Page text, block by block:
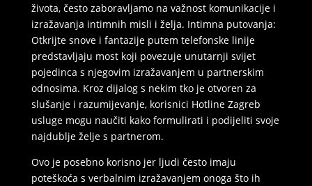
života, često zaboravljamo na važnost komunikacije i
izražavanja intimnih misli i želja. Intimna putovanja:
Otkrijte snove i fantazije putem telefonske linije
predstavljaju most koji povezuje unutarnji svijet
pojedinca s njegovim izražavanjem u partnerskim
odnosima. Kroz dijalog s nekim tko je otvoren za
slušanje i razumijevanje, korisnici Hotline Zagreb
usluge mogu naučiti kako formulirati i podijeliti svoje
najdublje želje s partnerom.
Ovo je posebno korisno jer ljudi često imaju
poteškoća s verbalnim izražavanjem onoga što ih